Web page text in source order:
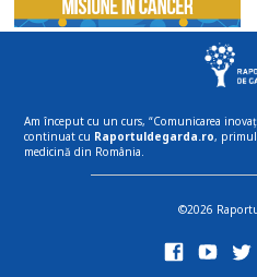
Am început cu un curs, “Comunicarea
continuat cu Raportuldegarda.ro,
medicină din România.
©2026